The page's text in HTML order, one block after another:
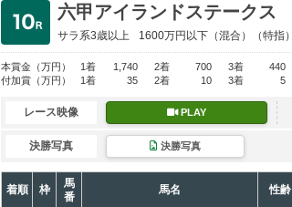
六甲アイランドステークス
サラ系3歳以上 1600万円以下 （混合）（特指）
本賞金 （万円） 1着 1,740 2着 700 3着 440
付加賞 （万円） 1着 35 2着 10 3着 5
レース映像 PLAY
決勝写真 決勝写真
着順 枠
馬
番
馬名 性齢